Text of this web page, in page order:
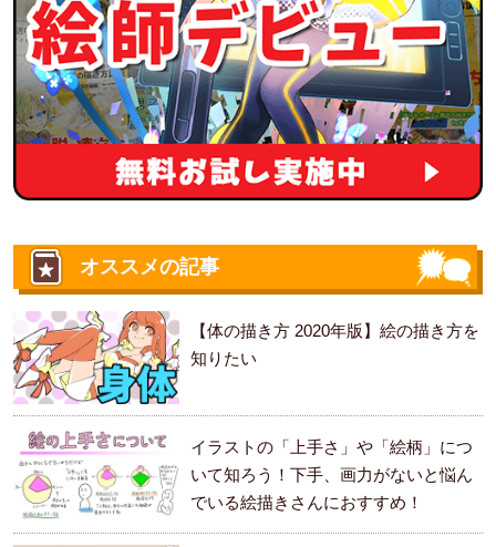
オススメの記事
【体の描き方 2020年版】絵の描き方を
知りたい
イラストの「上手さ」や「絵柄」につ
いて知ろう！下手、画力がないと悩ん
でいる絵描きさんにおすすめ！